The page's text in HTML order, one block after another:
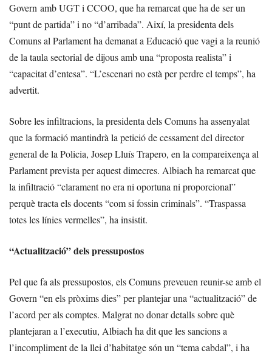
Govern amb UGT i CCOO, que ha remarcat que ha de ser un
“punt de partida” i no “d’arribada”. Així, la presidenta dels
Comuns al Parlament ha demanat a Educació que vagi a la reunió
de la taula sectorial de dijous amb una “proposta realista” i
“capacitat d’entesa”. “L’escenari no està per perdre el temps”, ha
advertit.
Sobre les infiltracions, la presidenta dels Comuns ha assenyalat
que la formació mantindrà la petició de cessament del director
general de la Policia, Josep Lluís Trapero, en la compareixença al
Parlament prevista per aquest dimecres. Albiach ha remarcat que
la infiltració “clarament no era ni oportuna ni proporcional”
perquè tracta els docents “com si fossin criminals”. “Traspassa
totes les línies vermelles”, ha insistit.
“Actualització” dels pressupostos
Pel que fa als pressupostos, els Comuns preveuen reunir-se amb el
Govern “en els pròxims dies” per plantejar una “actualització” de
l’acord per als comptes. Malgrat no donar detalls sobre què
plantejaran a l’executiu, Albiach ha dit que les sancions a
l’incompliment de la llei d’habitatge són un “tema cabdal”, i ha